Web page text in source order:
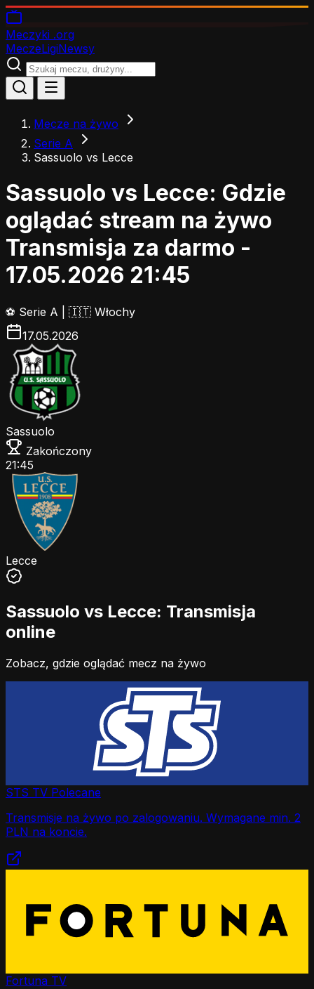
Meczyki .org
MeczeLigiNewsy
Mecze na żywo
Serie A
Sassuolo vs Lecce
Sassuolo vs Lecce: Gdzie
oglądać stream na żywo
Transmisja za darmo -
17.05.2026 21:45
⚽ Serie A
🇮🇹 Włochy
17.05.2026
Sassuolo
Zakończony
21:45
Lecce
Sassuolo vs Lecce: Transmisja
online
Zobacz, gdzie oglądać mecz na żywo
STS TV Polecane
Transmisje na żywo po zalogowaniu. Wymagane min. 2
PLN na koncie.
Fortuna TV